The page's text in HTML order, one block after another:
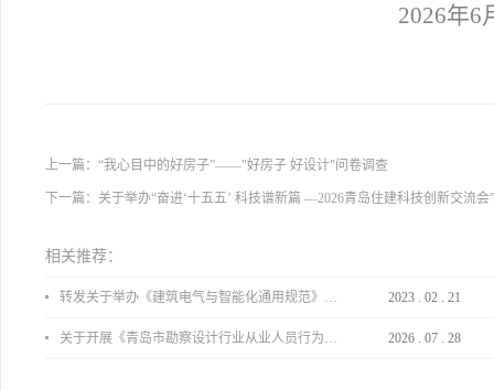
2026年6
上一篇： “我心目中的好房子”——"好房子 好设计"问卷调查
下一篇： 关于举办“奋进‘十五五’ 科技谱新篇 —2026青岛住建科技创新交流会
相关推荐：
转发关于举办《建筑电气与智能化通用规范》 GB55024-2022公益宣贯的通知 2023 02 21
关于开展《青岛市勘察设计行业从业人员行为导则》、《青岛市住宅工程设计审查品质提升指引（2026版）》宣贯活动的通知 2026 07 28